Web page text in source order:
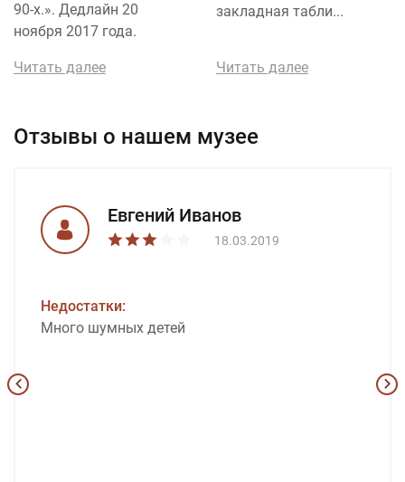
90-х.». Дедлайн 20
ноября 2017 года.
Читать далее
закладная табли...
Читать далее
Отзывы о нашем музее
Евгений Иванов
18.03.2019
Недостатки:
Много шумных детей